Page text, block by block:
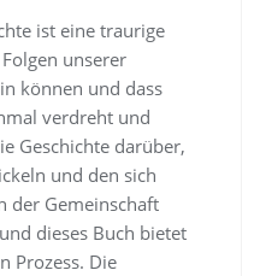
ist eine traurige
unserer
können und dass
verdreht und
Geschichte darüber,
und den sich
der Gemeinschaft
dieses Buch bietet
Prozess. Die